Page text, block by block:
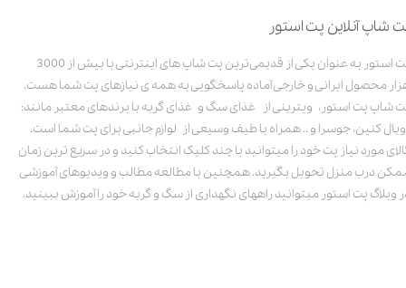
شاپ آنلاین پت استور
پت استور به عنوان یکی از قدیمی‌ترین پت شاپ های اینترنتی با بیش از 3000
محصول ایرانی و خارجی آماده پاسخگویی به همه ی نیازهای پت شما هست.
شاپ پت استور، ویترینی از غذای سگ و غذای گربه با برندهای معتبر مانند:
کنین، جوسرا و .. همراه با طیف وسیعی از لوازم جانبی برای پت شما است.
مورد نیاز پت خود را میتوانید با چند کلیک انتخاب کنید و در سریع ترین زمان
درب منزل تحویل بگیرید. همچنین با مطالعه مطالب و ویدیوهای آموزشی
وبلاگ پت استور میتوانید راههای نگهداری از سگ و گربه خود را آموزش ببینید.